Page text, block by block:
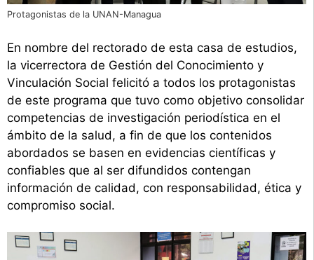
Protagonistas de la UNAN-Managua
En nombre del rectorado de esta casa de estudios,
la vicerrectora de Gestión del Conocimiento y
Vinculación Social felicitó a todos los protagonistas
de este programa que tuvo como objetivo consolidar
competencias de investigación periodística en el
ámbito de la salud, a fin de que los contenidos
abordados se basen en evidencias científicas y
confiables que al ser difundidos contengan
información de calidad, con responsabilidad, ética y
compromiso social.